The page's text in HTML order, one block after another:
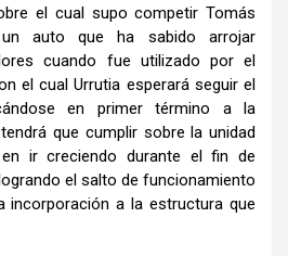
el cual supo competir Tomás
un auto que ha sabido arrojar
cuando fue utilizado por el
el cual Urrutia esperará seguir el
en primer término a la
que cumplir sobre la unidad
ir creciendo durante el fin de
el salto de funcionamiento
incorporación a la estructura que